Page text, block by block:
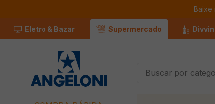
Baixe
Eletro & Bazar Supermercado